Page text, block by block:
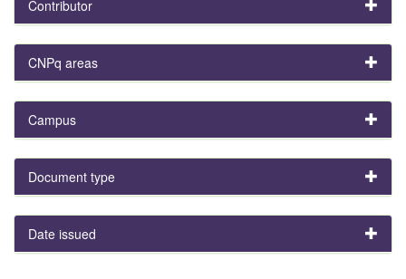
Contributor
CNPq areas
Campus
Document type
Date issued